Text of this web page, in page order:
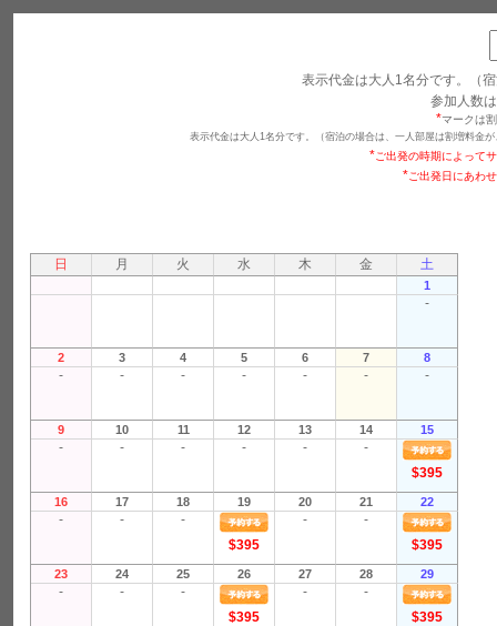
表示代金は大人1名分です。（
参加人数は
*マークは
表示代金は大人1名分です。（宿泊の場合は、一人部屋は割増料金
*ご出発の時期によって
*ご出発日にあわ
日 月 火 水 木 金 土
1
-
2 3 4 5 6 7 8
- - - - - - -
9 10 11 12 13 14 15
- - - - -
-
$395
16 17 18 19 20 21 22
- -
-
$395
-
-
$395
23 24 25 26 27 28 29
- -
-
$395
-
-
$395